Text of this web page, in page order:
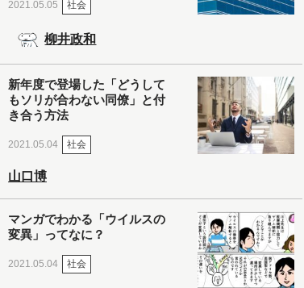
2021.05.05 社会
柳井政和
新年度で登場した「どうして
もソリが合わない同僚」と付
き合う方法
2021.05.04 社会
山口博
マンガでわかる「ウイルスの
変異」ってなに？
2021.05.04 社会